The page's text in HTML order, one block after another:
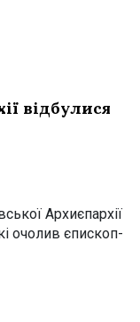
відбулися
Архиєпархії
очолив єпископ-